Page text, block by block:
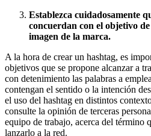
Establezca cuidadosamente
concuerdan con el objetivo
imagen de la marca.
A la hora de crear un hashtag, es
objetivos que se propone alcanzar a
con detenimiento las palabras a
contengan el sentido o la intención
el uso del hashtag en distintos
consulte la opinión de terceras
equipo de trabajo, acerca del término
lanzarlo a la red.